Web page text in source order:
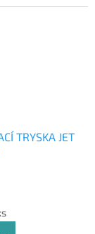
TRYSKA JET